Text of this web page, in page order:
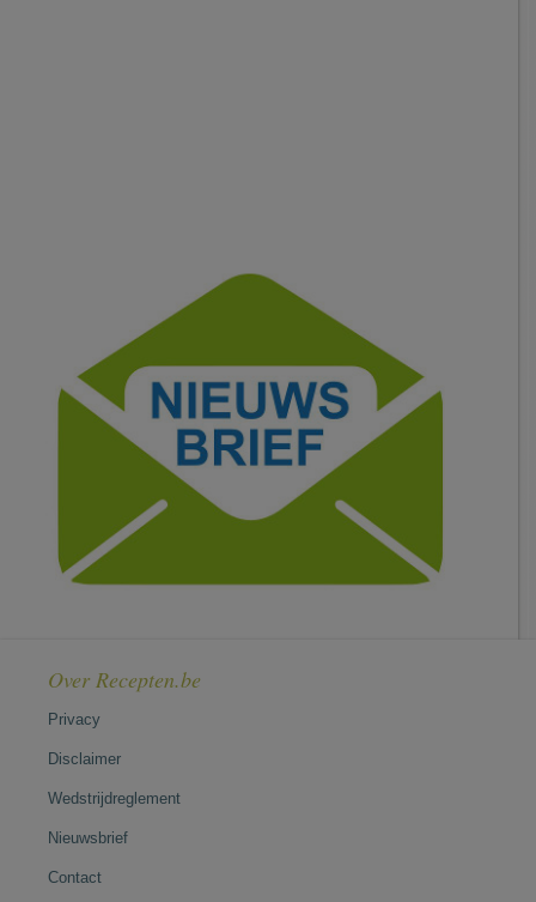
Over Recepten.be
Privacy
Disclaimer
Wedstrijdreglement
Nieuwsbrief
Contact